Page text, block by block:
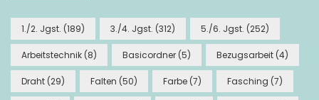
1./2. Jgst. (189) 3./4. Jgst. (312) 5./6. Jgst. (252)
Arbeitstechnik (8) Basicordner (5) Bezugsarbeit (4)
Draht (29) Falten (50) Farbe (7) Fasching (7)